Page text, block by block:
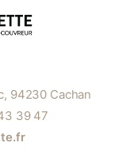
94230 Cachan
39 47